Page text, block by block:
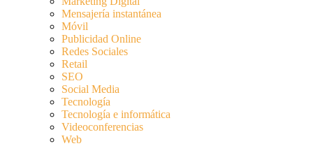
Mensajería instantánea
Móvil
Publicidad Online
Redes Sociales
Retail
SEO
Social Media
Tecnología
Tecnología e informática
Videoconferencias
Web